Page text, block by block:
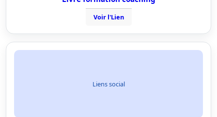
Voir l'Lien
Liens social